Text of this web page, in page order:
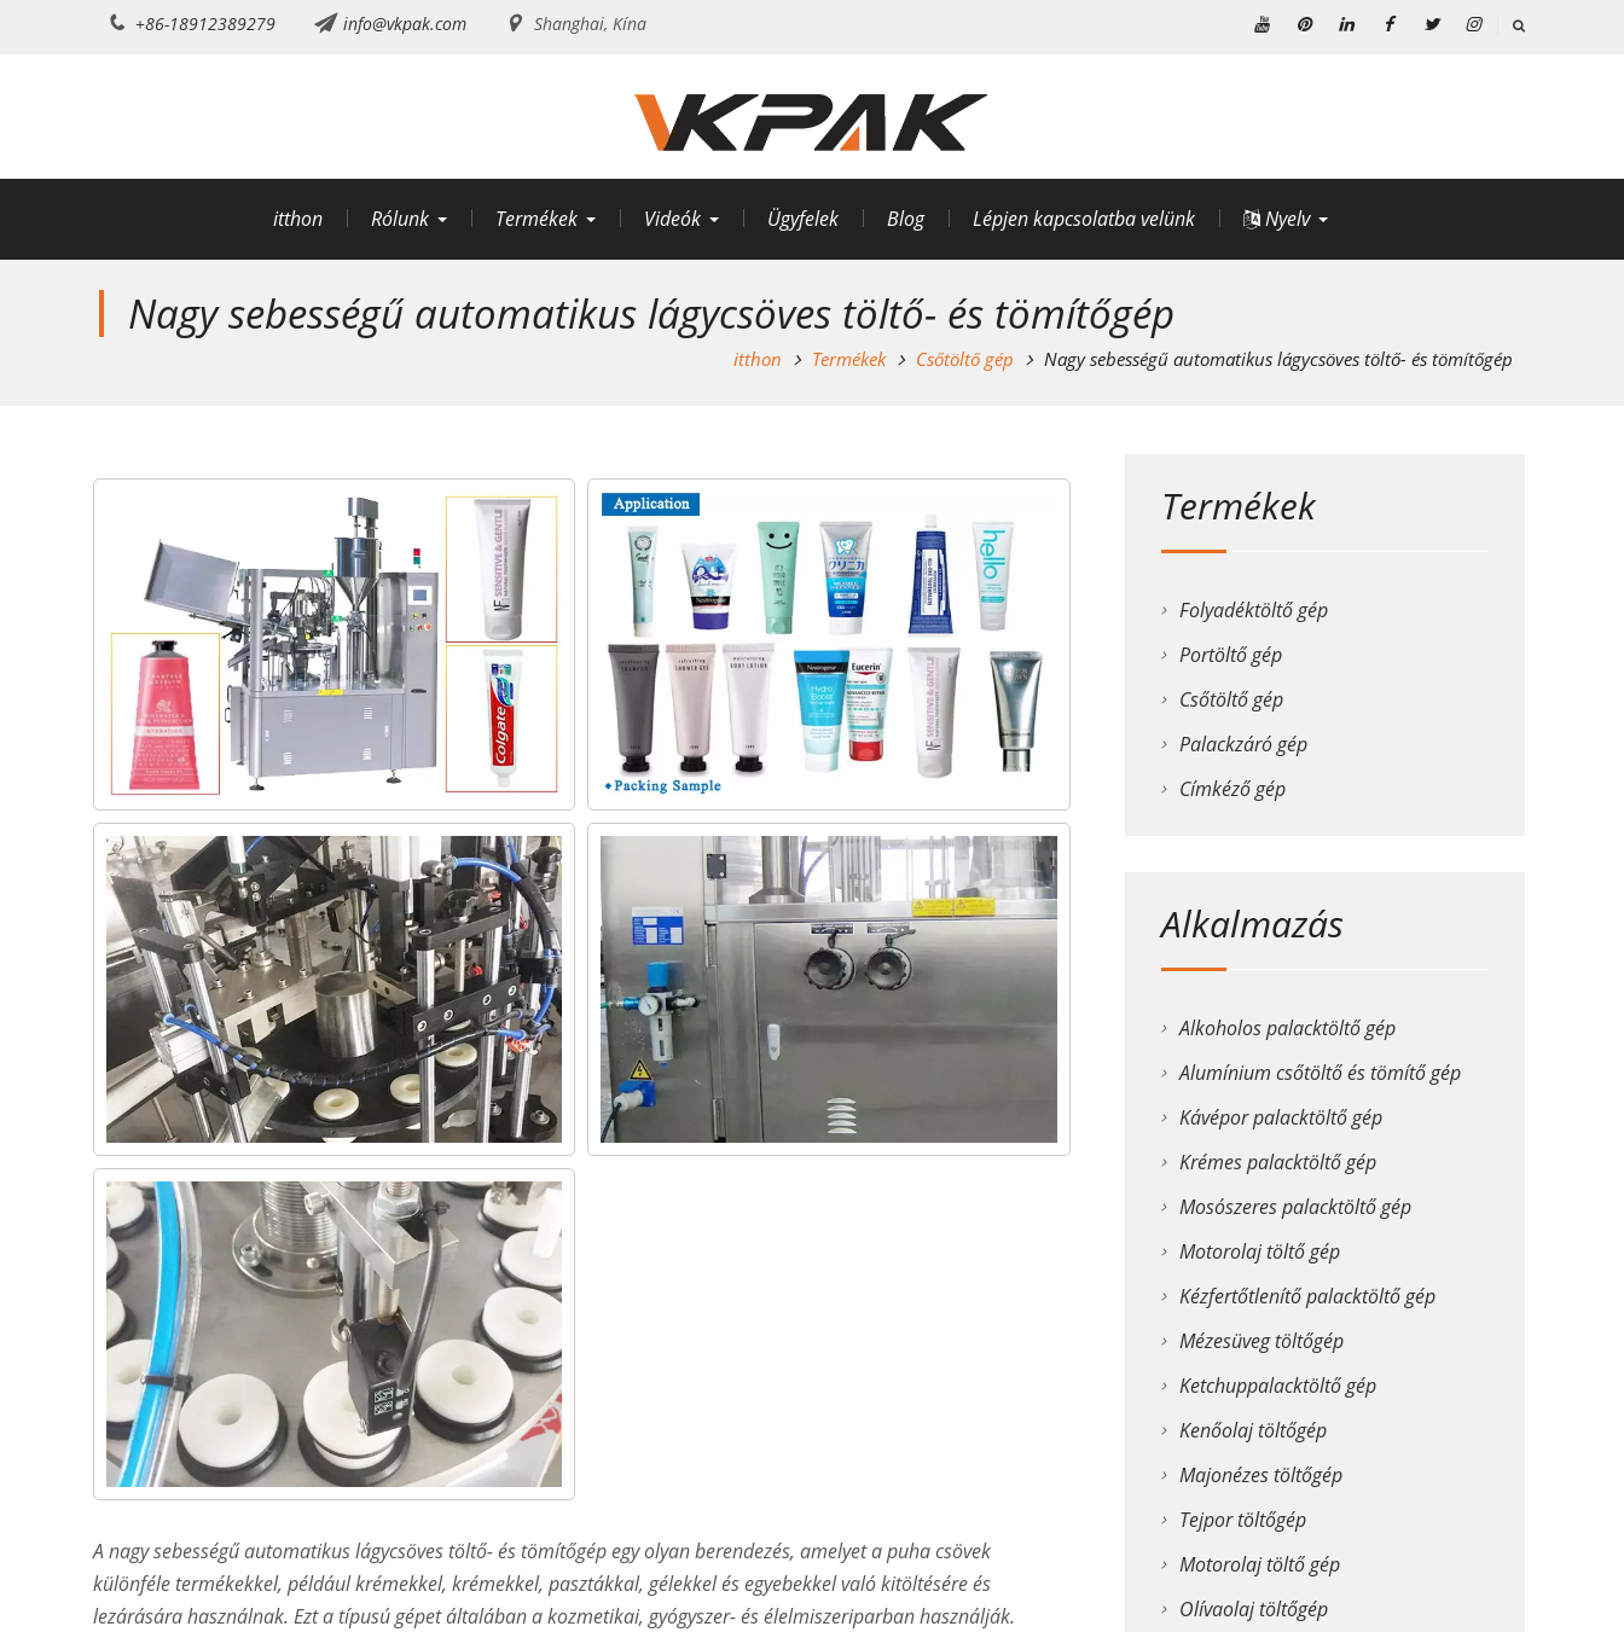
+86-18912389279 info@vkpak.com Shanghai, Kína
itthon Rólunk Termékek Videók Ügyfelek Blog Lépjen kapcsolatba velünk Nyelv
Nagy sebességű automatikus lágycsöves töltő- és tömítőgép
itthon Termékek Csőtöltő gép Nagy sebességű automatikus lágycsöves töltő- és tömítőgép
A nagy sebességű automatikus lágycsöves töltő- és tömítőgép egy olyan berendezés, amelyet a puha csövek
különféle termékekkel, például krémekkel, krémekkel, pasztákkal, gélekkel és egyebekkel való kitöltésére és
lezárására használnak. Ezt a típusú gépet általában a kozmetikai, gyógyszer- és élelmiszeriparban használják.
Termékek
Folyadéktöltő gép
Portöltő gép
Csőtöltő gép
Palackzáró gép
Címkéző gép
Alkalmazás
Alkoholos palacktöltő gép
Alumínium csőtöltő és tömítő gép
Kávépor palacktöltő gép
Krémes palacktöltő gép
Mosószeres palacktöltő gép
Motorolaj töltő gép
Kézfertőtlenítő palacktöltő gép
Mézesüveg töltőgép
Ketchuppalacktöltő gép
Kenőolaj töltőgép
Majonézes töltőgép
Tejpor töltőgép
Motorolaj töltő gép
Olívaolaj töltőgép